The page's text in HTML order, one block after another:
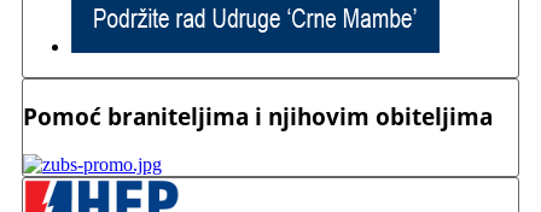
Pomoć braniteljima i njihovim obiteljima